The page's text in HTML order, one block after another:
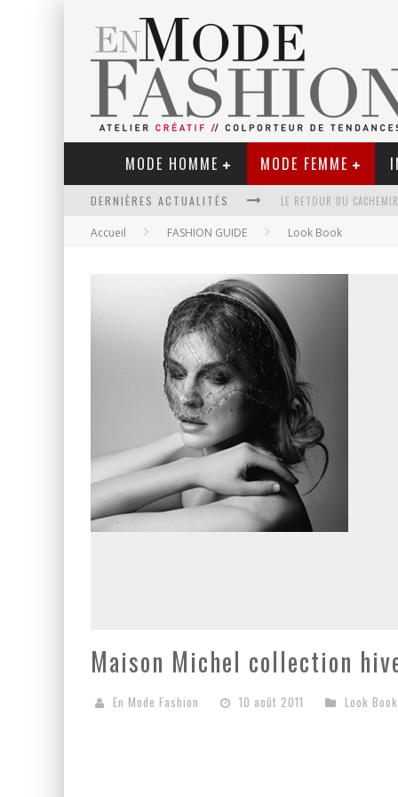
MODE HOMME MODE FEMME
DERNIÈRES ACTUALITÉS
LE RETOUR DU
Accueil FASHION GUIDE Look Book
Maison Michel collection
En Mode Fashion 10 août 2011 Look Book